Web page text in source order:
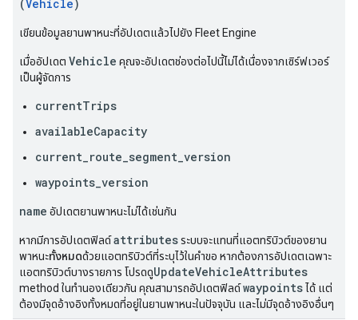
(Vehicle)
เขียนข้อมูลยานพาหนะที่อัปเดตแล้วไปยัง Fleet Engine
เมื่ออัปเดต Vehicle คุณจะอัปเดตช่องต่อไปนี้ไม่ได้เนื่องจากเซิร์ฟเวอร์
เป็นผู้จัดการ
currentTrips
availableCapacity
current_route_segment_version
waypoints_version
name อัปเดตยานพาหนะไม่ได้เช่นกัน
หากมีการอัปเดตฟิลด์attributesระบบจะแทนที่แอตทริบิวต์ของยาน
พาหนะทั้งหมดด้วยแอตทริบิวต์ที่ระบุไว้ในคำขอ หากต้องการอัปเดตเฉพาะ
แอตทริบิวต์บางรายการ โปรดดูUpdateVehicleAttributes
method ในทำนองเดียวกัน คุณสามารถอัปเดตฟิลด์waypoints ได้ แต่
ต้องมีจุดอ้างอิงทั้งหมดที่อยู่ในยานพาหนะในปัจจุบัน และไม่มีจุดอ้างอิงอื่นๆ